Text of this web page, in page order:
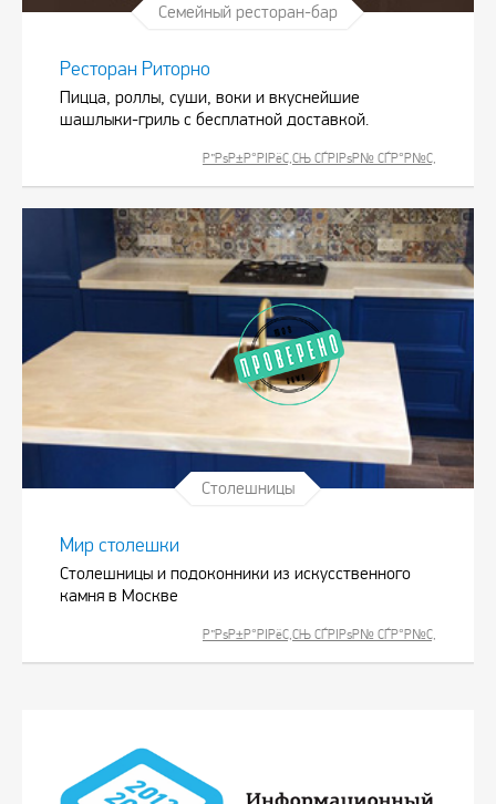
Семейный ресторан-бар
Ресторан Риторно
Пицца, роллы, суши, воки и вкуснейшие
шашлыки-гриль с бесплатной доставкой.
Р”РѕР±Р°РІРёС‚СЊ СЃРІРѕР№ СЃР°Р№С‚
Столешницы
Мир столешки
Столешницы и подоконники из искусственного
камня в Москве
Р”РѕР±Р°РІРёС‚СЊ СЃРІРѕР№ СЃР°Р№С‚